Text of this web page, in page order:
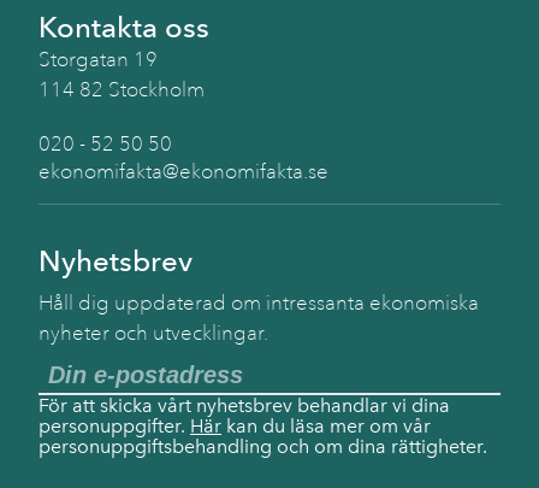
Kontakta oss
Storgatan 19
114 82 Stockholm
020 - 52 50 50
ekonomifakta@ekonomifakta.se
Nyhetsbrev
Håll dig uppdaterad om intressanta ekonomiska
nyheter och utvecklingar.
För att skicka vårt nyhetsbrev behandlar vi dina
personuppgifter. Här kan du läsa mer om vår
personuppgiftsbehandling och om dina rättigheter.